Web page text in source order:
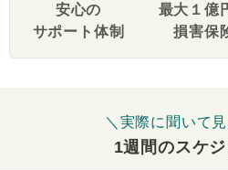
安心の
サポート体制
最大１億
損害保
＼実際に聞いて
1週間のスケ